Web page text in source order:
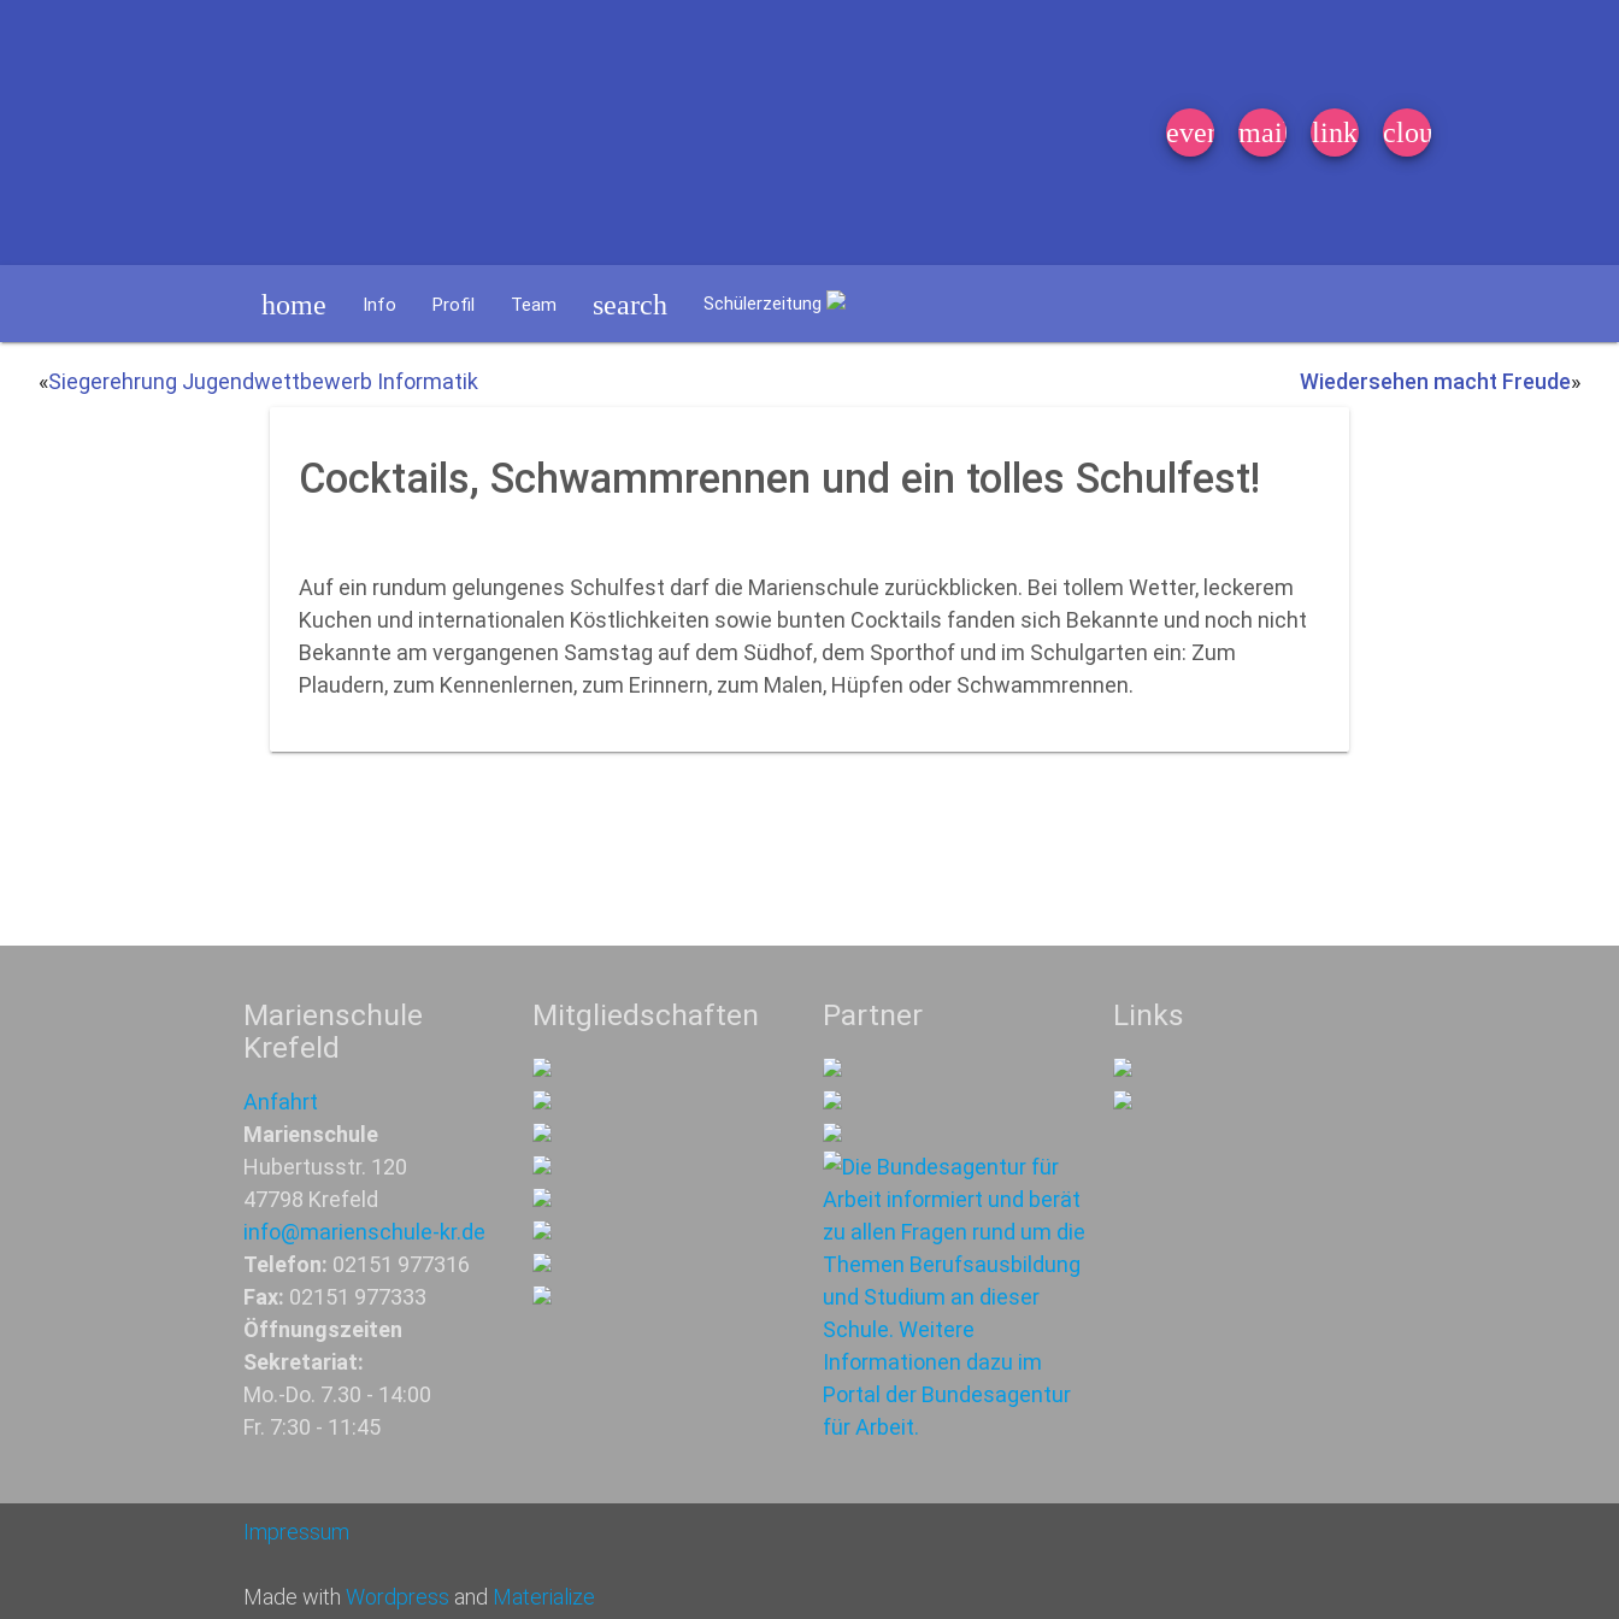
event_note
mail link cloud
home Info Profil Team search Schülerzeitung
«Siegerehrung Jugendwettbewerb Informatik Wiedersehen macht Freude»
Cocktails, Schwammrennen und ein tolles Schulfest!
Auf ein rundum gelungenes Schulfest darf die Marienschule zurückblicken. Bei tollem Wetter, leckerem
Kuchen und internationalen Köstlichkeiten sowie bunten Cocktails fanden sich Bekannte und noch nicht
Bekannte am vergangenen Samstag auf dem Südhof, dem Sporthof und im Schulgarten ein: Zum
Plaudern, zum Kennenlernen, zum Erinnern, zum Malen, Hüpfen oder Schwammrennen.
Marienschule
Krefeld
Anfahrt
Marienschule
Hubertusstr. 120
47798 Krefeld
info@marienschule-kr.de
Telefon: 02151 977316
Fax: 02151 977333
Öffnungszeiten
Sekretariat:
Mo.-Do. 7.30 - 14:00
Fr. 7:30 - 11:45
Mitgliedschaften Partner Links
Impressum
Made with Wordpress and Materialize